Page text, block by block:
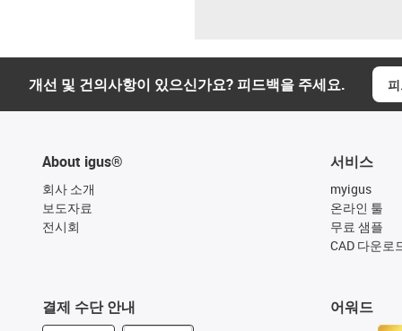
개선 및 건의사항이 있으신가요? 피드백을 주세요.
About igus®
회사 소개
보도자료
전시회
결제 수단 안내
서비스
myigus
온라인 툴
무료 샘플
CAD 다운로
어워드